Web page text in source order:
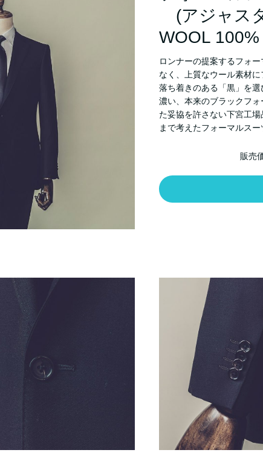
(アジャス
WOOL 100%
ロンナーの提案するフォ
なく、上質なウール素材に
落ち着きのある「黒」を
濃い、本来のブラックフ
た妥協を許さない下宮工
まで考えたフォーマルスー
販売